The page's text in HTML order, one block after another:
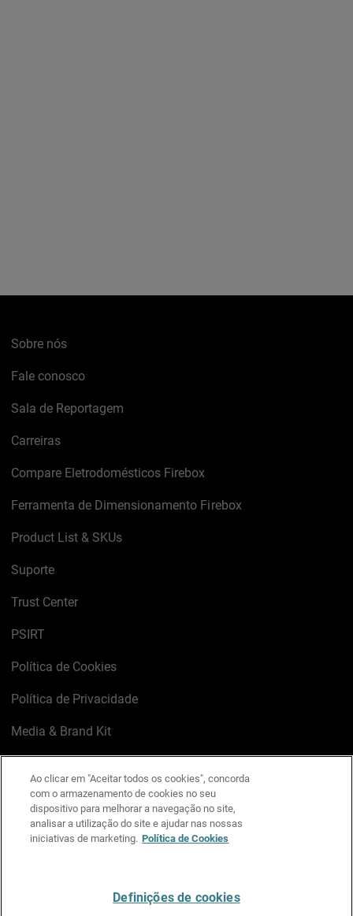
Sobre nós
Fale conosco
Sala de Reportagem
Carreiras
Compare Eletrodomésticos Firebox
Ferramenta de Dimensionamento Firebox
Product List & SKUs
Suporte
Trust Center
PSIRT
Política de Cookies
Política de Privacidade
Media & Brand Kit
LinkedIn
X FacebookInstagram
YouTube
Ao clicar em "Aceitar todos os cookies", concorda
com o armazenamento de cookies no seu
dispositivo para melhorar a navegação no site,
analisar a utilização do site e ajudar nas nossas
iniciativas de marketing. Política de Cookies
Definições de cookies